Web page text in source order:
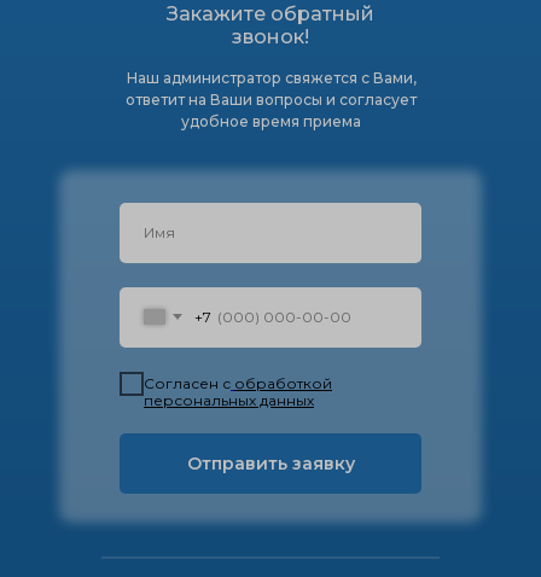
+7
Согласен с обработкой
персональных данных
Отправить заявку
Наш администратор свяжется с Вами,
ответит на Ваши вопросы и согласует
удобное время приема
Закажите обратный
звонок!